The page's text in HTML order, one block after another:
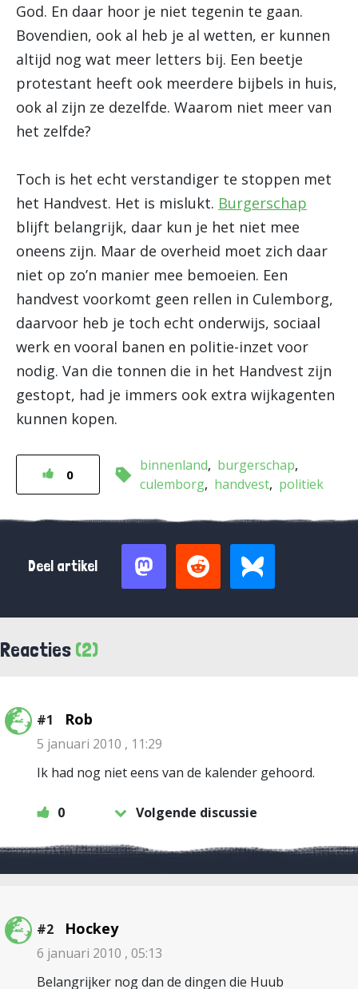
God. En daar hoor je niet tegenin te gaan.
Bovendien, ook al heb je al wetten, er kunnen
altijd nog wat meer letters bij. Een beetje
protestant heeft ook meerdere bijbels in huis,
ook al zijn ze dezelfde. Waarom niet meer van
het zelfde?
Toch is het echt verstandiger te stoppen met
het Handvest. Het is mislukt. Burgerschap
blijft belangrijk, daar kun je het niet mee
oneens zijn. Maar de overheid moet zich daar
niet op zo’n manier mee bemoeien. Een
handvest voorkomt geen rellen in Culemborg,
daarvoor heb je toch echt onderwijs, sociaal
werk en vooral banen en politie-inzet voor
nodig. Van die tonnen die in het Handvest zijn
gestopt, had je immers ook extra wijkagenten
kunnen kopen.
0
binnenland
burgerschap
culemborg handvest politiek
Deel artikel
Reacties (2)
#1 Rob
5 januari 2010 , 11:29
Ik had nog niet eens van de kalender gehoord.
0 Volgende discussie
#2 Hockey
6 januari 2010 , 05:13
Belangrijker nog dan de dingen die Huub